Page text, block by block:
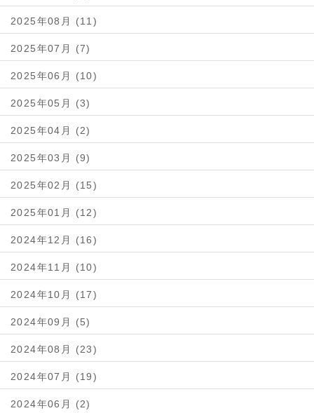
2025年08月 (11)
2025年07月 (7)
2025年06月 (10)
2025年05月 (3)
2025年04月 (2)
2025年03月 (9)
2025年02月 (15)
2025年01月 (12)
2024年12月 (16)
2024年11月 (10)
2024年10月 (17)
2024年09月 (5)
2024年08月 (23)
2024年07月 (19)
2024年06月 (2)